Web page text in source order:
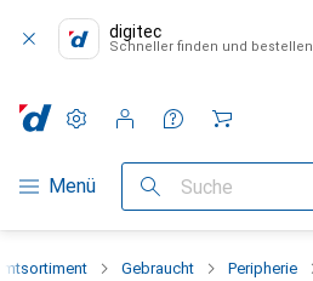
digitec
Schneller finden und bestellen
Navigation nach Kategorien
Menü Suche
Einstellungen
Kundenkonto
Vergleichslisten
Merklisten
Warenkorb
Gebraucht Peripherie